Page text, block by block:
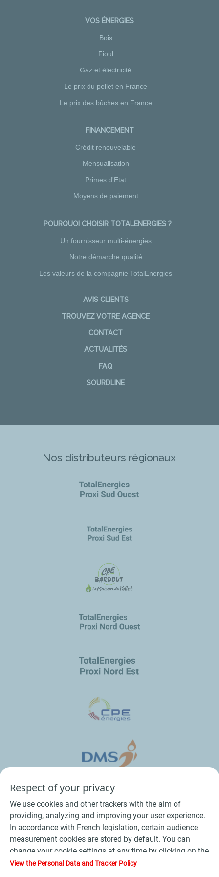
VOS ÉNERGIES
Bois
Fioul
Gaz et électricité
Le prix du pellet en France
Le prix des bûches en France
FINANCEMENT
Crédit renouvelable
Mensualisation
Primes d'Etat
Moyens de paiement
POURQUOI CHOISIR TOTALENERGIES ?
Un fournisseur multi-énergies
Notre démarche qualité
Les valeurs de la compagnie TotalEnergies
AVIS CLIENTS
TROUVEZ VOTRE AGENCE
CONTACT
ACTUALITÉS
FAQ
SOURDLINE
Nos distributeurs régionaux
Conditions Générales de Vente Bois
Respect of your privacy
We use cookies and other trackers with the aim of
providing, analyzing and improving your user experience.
In accordance with French legislation, certain audience
measurement cookies are stored by default. You can
change your cookie settings at any time by clicking on the
"Manage my cookies" button. By clicking on the "Accept"
View the Personal Data and Tracker Policy